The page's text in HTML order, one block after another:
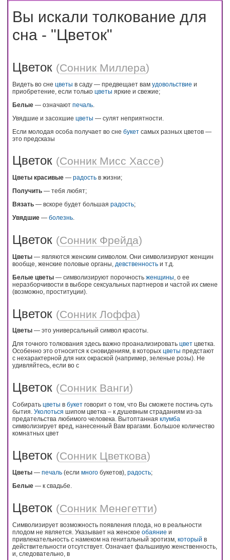
Вы искали толкование для
сна - "Цветок"
Цветок (Сонник Миллера)
Видеть во сне цветы в саду — предвещает вам удовольствие и
приобретение, если только цветы яркие и свежие;
Белые — означают печаль
Увядшие и засохшие цветы — сулят неприятности.
Если молодая особа получает во сне букет самых разных цветов —
это предсказы
Цветок (Сонник Мисс Хассе)
Цветы красивые — радость в жизни;
Получить — тебя любят;
Вязать — вскоре будет большая радость;
Увядшие — болезнь.
Цветок (Сонник Фрейда)
Цветы — являются женским символом. Они символизируют женщин
вообще, женские половые органы, девственность и т.д.
Белые цветы — символизируют порочность женщины , о ее
неразборчивости в выборе сексуальных партнеров и частой их смене
(возможно, проституции).
Цветок (Сонник Лоффа)
Цветы — это универсальный символ красоты.
Для точного толкования здесь важно проанализировать цвет цветка.
Особенно это относится к сновидениям, в которых цветы предстают
с нехарактерной для них окраской (например, зеленые розы). Не
удивляйтесь, если во с
Цветок (Сонник Ванги)
Собирать цветы в букет говорит о том, что Вы сможете постичь суть
бытия. Уколоться шипом цветка – к душевным страданиям из-за
предательства любимого человека. Вытоптанная клумба
символизирует вред, нанесенный Вам врагами. Большое количество
комнатных цвет
Цветок (Сонник Цветкова)
Цветы — печаль (если много букетов), радость;
Белые — к свадьбе.
Цветок (Сонник Менегетти)
Символизирует возможность появления плода, но в реальности
плодом не является. Указывает на женское обаяние и
привлекательность с намеком на генитальный эротизм, который в
действительности отсутствует. Означает фальшивую женственность,
и, следовательно, в